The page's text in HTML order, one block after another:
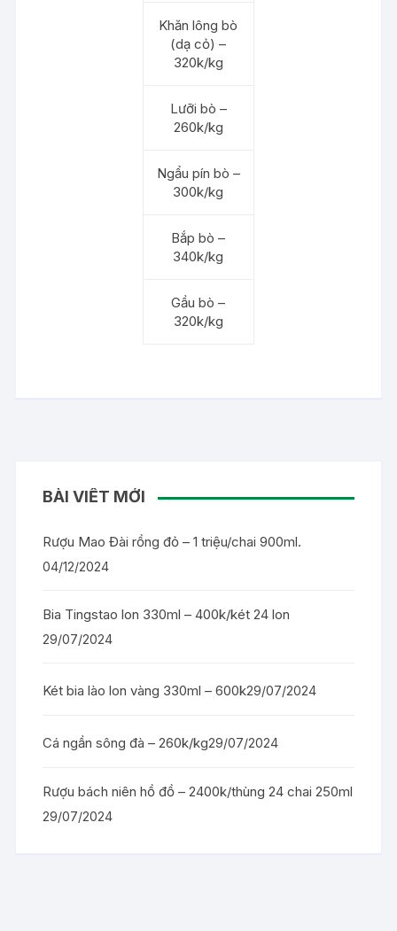
Khăn lông bò
(dạ cỏ) –
320k/kg
Lưỡi bò –
260k/kg
Ngẩu pín bò –
300k/kg
Bắp bò –
340k/kg
Gầu bò –
320k/kg
BÀI VIẾT MỚI
Rượu Mao Đài rồng đỏ – 1 triệu/chai 900ml.
04/12/2024
Bia Tingstao lon 330ml – 400k/két 24 lon
29/07/2024
Két bia lào lon vàng 330ml – 600k29/07/2024
Cá ngần sông đà – 260k/kg29/07/2024
Rượu bách niên hồ đồ – 2400k/thùng 24 chai 250ml
29/07/2024